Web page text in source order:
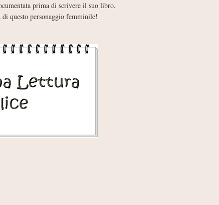
prima di scrivere il suo libro.
questo personaggio femminile!